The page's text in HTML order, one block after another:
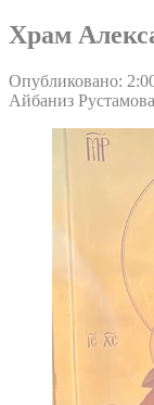
Храм
Опубликовано:
Айбаниз Рустамова